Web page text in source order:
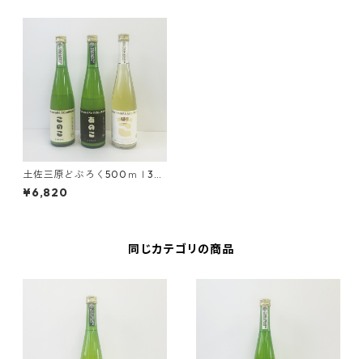
土佐三原どぶろく500ｍｌ3本
セット（旨・甘・辛各1本、箱
入り）
¥6,820
同じカテゴリの商品